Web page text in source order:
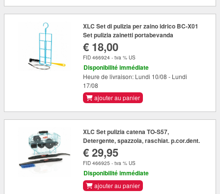
XLC Set di pulizia per zaino idrico BC-X01
Set pulizia zainetti portabevanda
€ 18,00
FID 466924 - tva % US
Disponibilité immédiate
Heure de livraison: Lundi 10/08 - Lundi
17/08
ajouter au panier
XLC Set pulizia catena TO-S57,
Detergente, spazzola, raschiat. p.cor.dent.
€ 29,95
FID 466925 - tva % US
Disponibilité immédiate
ajouter au panier